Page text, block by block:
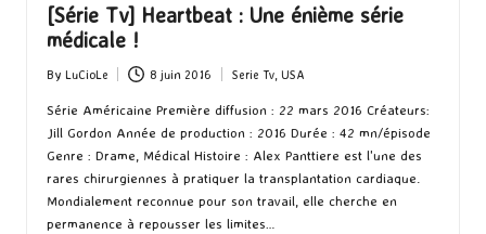
[Série Tv] Heartbeat : Une énième série
médicale !
Posted
by
By LuCioLe 8 juin 2016
Posted
in
Serie Tv, USA
Série Américaine Première diffusion : 22 mars 2016 Créateurs:
Jill Gordon Année de production : 2016 Durée : 42 mn/épisode
Genre : Drame, Médical Histoire : Alex Panttiere est l'une des
rares chirurgiennes à pratiquer la transplantation cardiaque.
Mondialement reconnue pour son travail, elle cherche en
permanence à repousser les limites…